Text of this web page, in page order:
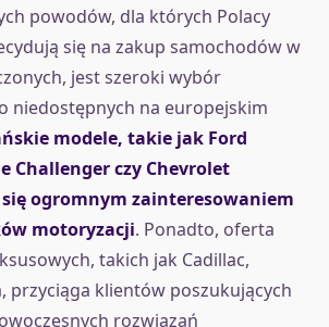
powodów, dla których Polacy
się na zakup samochodów w
jest szeroki wybór
niedostępnych na europejskim
modele, takie jak Ford
Challenger czy Chevrolet
się ogromnym zainteresowaniem
motoryzacji. Ponadto, oferta
takich jak Cadillac,
przyciąga klientów poszukujących
rozwiązań